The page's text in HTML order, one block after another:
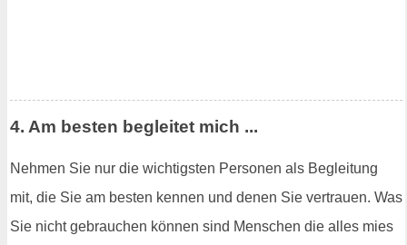
4. Am besten begleitet mich ...
Nehmen Sie nur die wichtigsten Personen als Begleitung
mit, die Sie am besten kennen und denen Sie vertrauen. Was
Sie nicht gebrauchen können sind Menschen die alles mies